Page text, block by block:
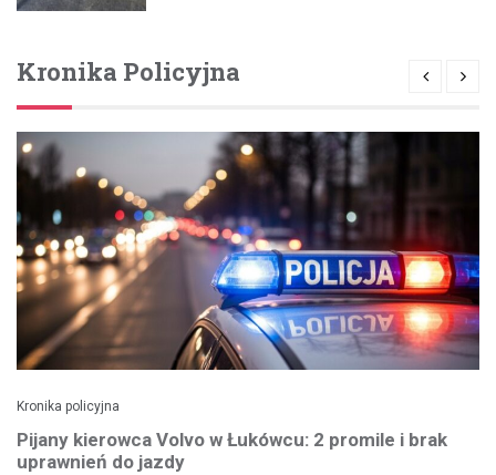
Kronika Policyjna
Kronika policyjna
Pijany kierowca Volvo w Łukówcu: 2 promile i brak
uprawnień do jazdy